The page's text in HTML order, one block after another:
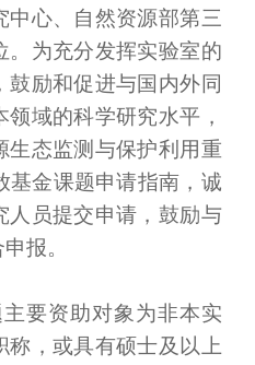
中心、自然资源部第三
。为充分发挥实验室的
鼓励和促进与国内外同
域的科学研究水平，
生态监测与保护利用重
基金课题申请指南，诚
人员提交申请，鼓励与
报。
要资助对象为非本实
称，或具有硕士及以上